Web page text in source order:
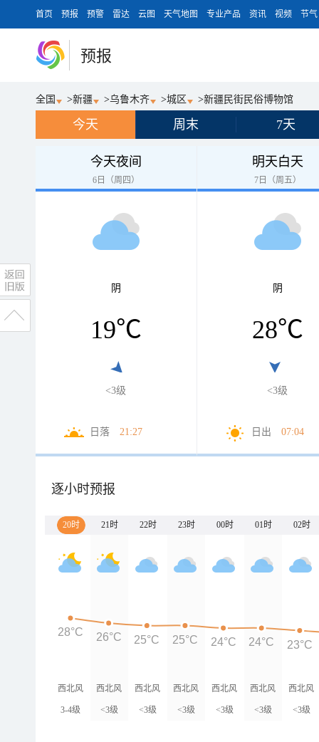
首页 预报 预警 雷达 云图 天气地图 专业产品 资讯 视频 节气
预报
全国 >新疆 >乌鲁木齐 >城区 >新疆民街民俗博物馆
今天 周末 7天
今天夜间
6日（周四）
阴
19℃
<3级
日落 21:27
明天白天
7日（周五）
阴
28℃
<3级
日出 07:04
逐小时预报
20时 21时 22时 23时 00时 01时 02时
西北风
3-4级
西北风
<3级
西北风
<3级
西北风
<3级
西北风
<3级
西北风
<3级
西北风
<3级
28°C 26°C 25°C 25°C 24°C 24°C 23°C